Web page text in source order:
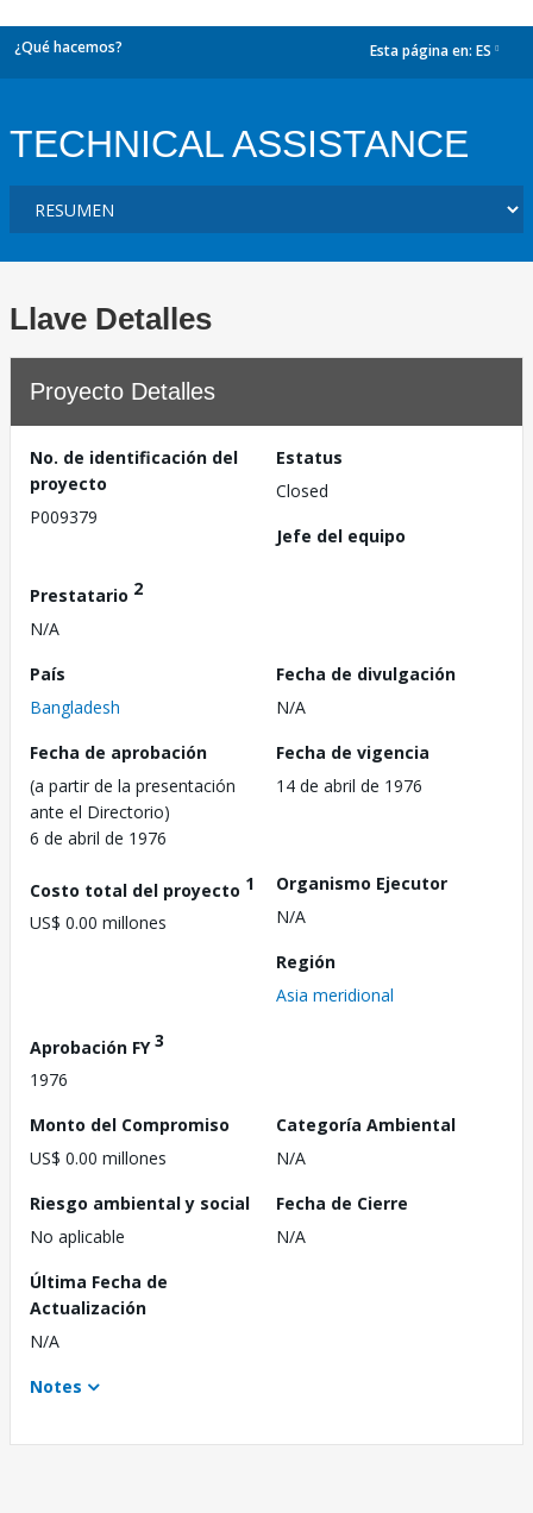
¿Qué hacemos? Esta página en: ES
TECHNICAL ASSISTANCE
Llave Detalles
Proyecto Detalles
No. de identificación del
proyecto
P009379
Estatus
Closed
Jefe del equipo
Prestatario 2
N/A
País
Bangladesh
Fecha de divulgación
N/A
Fecha de aprobación
(a partir de la presentación
ante el Directorio)
6 de abril de 1976
Fecha de vigencia
14 de abril de 1976
Costo total del proyecto 1
US$ 0.00 millones
Organismo Ejecutor
N/A
Región
Asia meridional
Aprobación FY3
1976
Monto del Compromiso
US$ 0.00 millones
Categoría Ambiental
N/A
Riesgo ambiental y social
No aplicable
Fecha de Cierre
N/A
Última Fecha de
Actualización
N/A
Notes